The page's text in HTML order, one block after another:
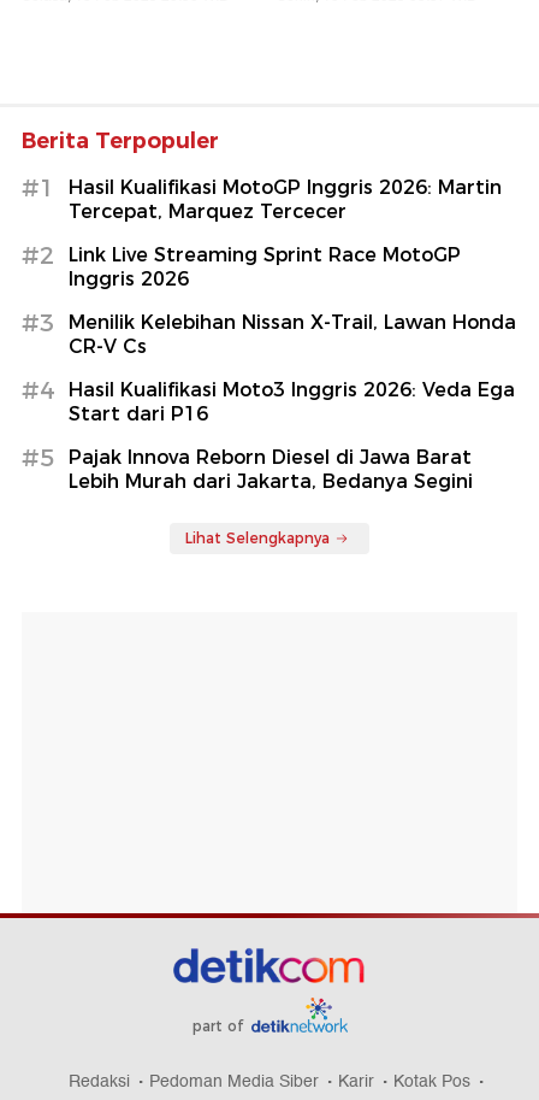
Berita Terpopuler
#1
Hasil Kualifikasi MotoGP Inggris 2026: Martin
Tercepat, Marquez Tercecer
#2
Link Live Streaming Sprint Race MotoGP
Inggris 2026
#3
Menilik Kelebihan Nissan X-Trail, Lawan Honda
CR-V Cs
#4
Hasil Kualifikasi Moto3 Inggris 2026: Veda Ega
Start dari P16
#5
Pajak Innova Reborn Diesel di Jawa Barat
Lebih Murah dari Jakarta, Bedanya Segini
Lihat Selengkapnya
part of
Redaksi Pedoman Media Siber Karir
Kotak Pos